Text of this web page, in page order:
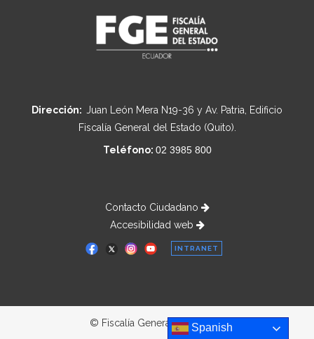
Dirección: Juan León Mera N19-36 y Av. Patria, Edificio
Fiscalía General del Estado (Quito).
Teléfono: 02 3985 800
Contacto Ciudadano
Accesibilidad web
INTRANET
© Fiscalía General del Estado
Spanish